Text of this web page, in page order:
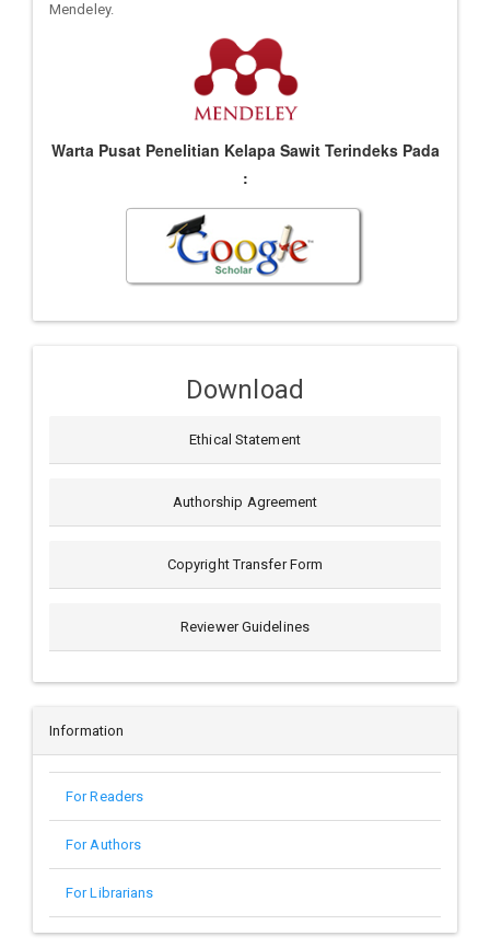
Mendeley.
Warta Pusat Penelitian Kelapa Sawit Terindeks Pada
:
Download
Ethical Statement
Authorship Agreement
Copyright Transfer Form
Reviewer Guidelines
Information
For Readers
For Authors
For Librarians